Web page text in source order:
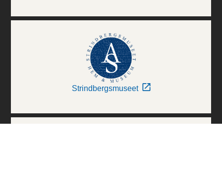
Strindbergsmuseet